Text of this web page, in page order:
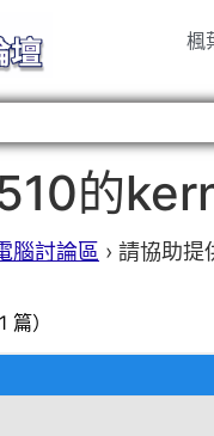
楓
的
腦討論區 › 請協助提
）